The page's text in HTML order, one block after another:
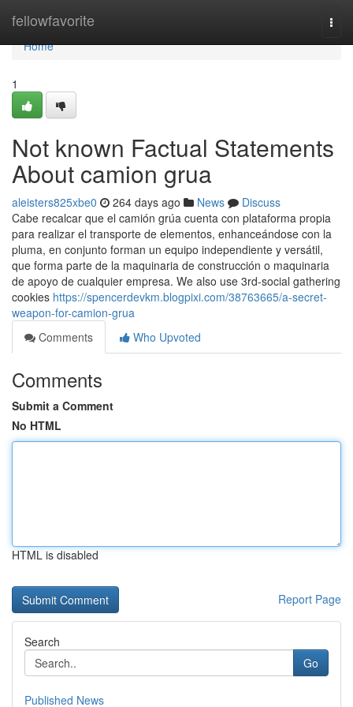
fellowfavorite
Home
Home
1
Not known Factual Statements
About camion grua
aleisters825xbe0 264 days ago News
Discuss
Cabe recalcar que el camión grúa cuenta con plataforma propia
para realizar el transporte de elementos, enhanceándose con la
pluma, en conjunto forman un equipo independiente y versátil,
que forma parte de la maquinaria de construcción o maquinaria
de apoyo de cualquier empresa. We also use 3rd-social gathering
cookies https://spencerdevkm.blogpixi.com/38763665/a-secret-
weapon-for-camion-grua
Comments
Who Upvoted
Comments
Submit a Comment
No HTML
HTML is disabled
Report Page
Search
Go
Published News